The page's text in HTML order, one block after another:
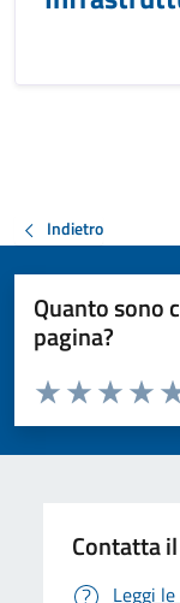
Indietro
Quanto sono
pagina?
Valuta da 1 a 5 stelle
Valuta 3
Valuta 2
Valuta 1 stelle su
Contatta
Leggi